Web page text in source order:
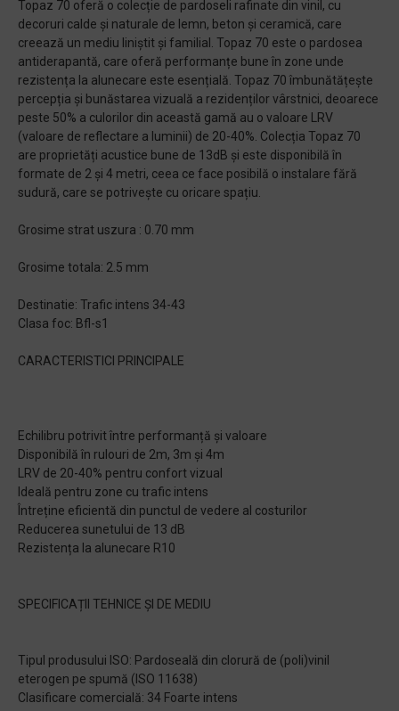
Topaz 70 oferă o colecție de pardoseli rafinate din vinil, cu
decoruri calde și naturale de lemn, beton și ceramică, care
creează un mediu liniștit și familial. Topaz 70 este o pardosea
antiderapantă, care oferă performanțe bune în zone unde
rezistența la alunecare este esențială. Topaz 70 îmbunătățește
percepția și bunăstarea vizuală a rezidenților vârstnici, deoarece
peste 50% a culorilor din această gamă au o valoare LRV
(valoare de reflectare a luminii) de 20-40%. Colecția Topaz 70
are proprietăți acustice bune de 13dB și este disponibilă în
formate de 2 și 4 metri, ceea ce face posibilă o instalare fără
sudură, care se potrivește cu oricare spațiu.
Grosime strat uszura : 0.70 mm
Grosime totala: 2.5 mm
Destinatie: Trafic intens 34-43
Clasa foc: Bfl-s1
CARACTERISTICI PRINCIPALE
Echilibru potrivit între performanță și valoare
Disponibilă în rulouri de 2m, 3m și 4m
LRV de 20-40% pentru confort vizual
Ideală pentru zone cu trafic intens
Întreține eficientă din punctul de vedere al costurilor
Reducerea sunetului de 13 dB
Rezistența la alunecare R10
SPECIFICAȚII TEHNICE ȘI DE MEDIU
Tipul produsului ISO: Pardoseală din clorură de (poli)vinil
eterogen pe spumă (ISO 11638)
Clasificare comercială: 34 Foarte intens